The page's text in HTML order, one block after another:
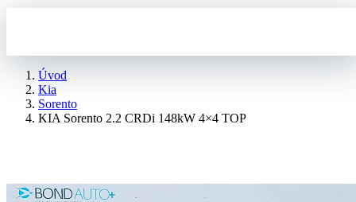
Úvod
Kia
Sorento
KIA Sorento 2.2 CRDi 148kW 4×4 TOP